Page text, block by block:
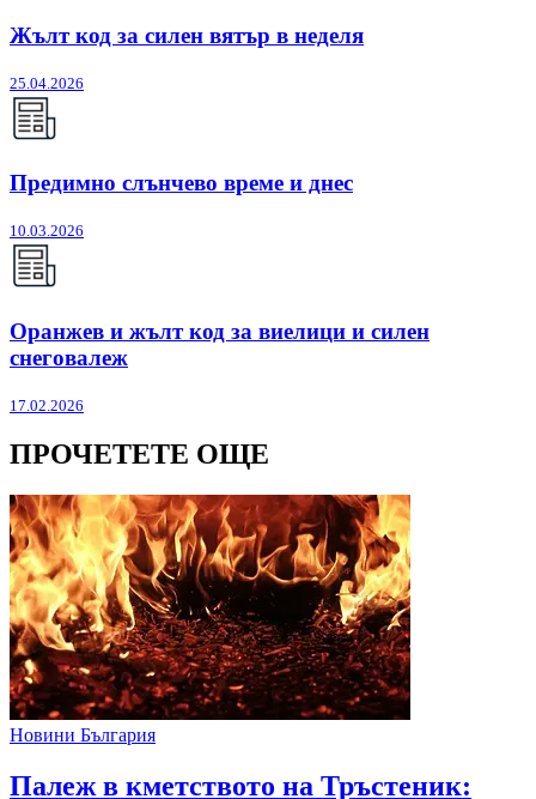
Жълт код за силен вятър в неделя
25.04.2026
Предимно слънчево време и днес
10.03.2026
Оранжев и жълт код за виелици и силен
снеговалеж
17.02.2026
ПРОЧЕТЕТЕ ОЩЕ
Новини България
Палеж в кметството на Тръстеник: